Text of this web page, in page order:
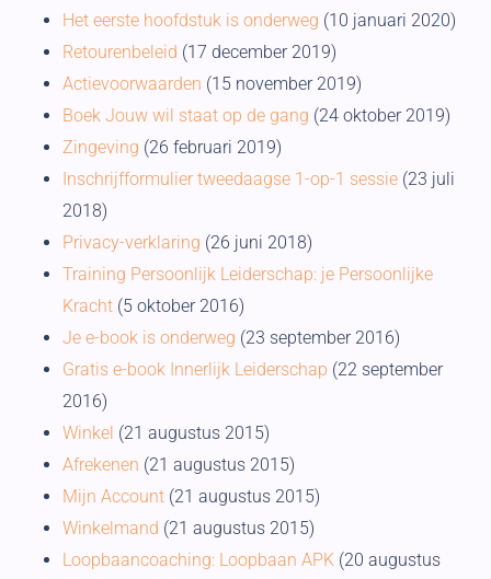
Het eerste hoofdstuk is onderweg (10 januari 2020)
Retourenbeleid (17 december 2019)
Actievoorwaarden (15 november 2019)
Boek Jouw wil staat op de gang (24 oktober 2019)
Zingeving (26 februari 2019)
Inschrijfformulier tweedaagse 1-op-1 sessie (23 juli
2018)
Privacy-verklaring (26 juni 2018)
Training Persoonlijk Leiderschap: je Persoonlijke
Kracht (5 oktober 2016)
Je e-book is onderweg (23 september 2016)
Gratis e-book Innerlijk Leiderschap (22 september
2016)
Winkel (21 augustus 2015)
Afrekenen (21 augustus 2015)
Mijn Account (21 augustus 2015)
Winkelmand (21 augustus 2015)
Loopbaancoaching: Loopbaan APK (20 augustus